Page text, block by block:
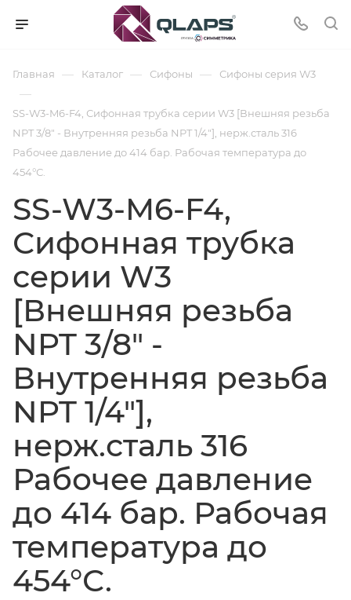
Главная — Каталог — Сифоны — Сифоны cерия W3
—
SS-W3-M6-F4, Сифонная трубка серии W3 [Внешняя резьба
NPT 3/8" - Внутренняя резьба NPT 1/4"], нерж.сталь 316
Рабочее давление до 414 бар. Рабочая температура до
454°С.
SS-W3-M6-F4,
Сифонная трубка
серии W3
[Внешняя резьба
NPT 3/8" -
Внутренняя резьба
NPT 1/4"],
нерж.сталь 316
Рабочее давление
до 414 бар. Рабочая
температура до
454°С.